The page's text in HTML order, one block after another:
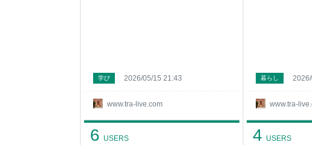
www.tra-live.com
学び 2026/05/15 21:43
www.tra-
暮らし
6 USERS 4 USERS